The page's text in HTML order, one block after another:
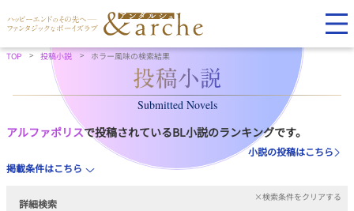
TOP 投稿小説 ホラー風味の検索結果
Submitted Novels
アルファポリスで投稿されているBL小説のランキングです。
小説の投稿はこちら
掲載条件はこちら
詳細検索
×検索条件をクリアする